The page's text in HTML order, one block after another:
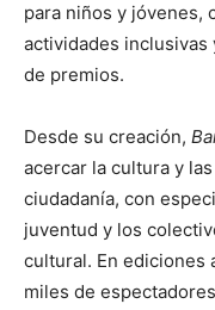
para niños y jóvenes,
actividades inclusivas
de premios.
Desde su creación,
acercar la cultura y
ciudadanía, con
juventud y los
cultural. En ediciones
miles de